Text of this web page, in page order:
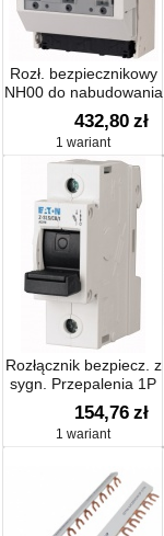
Rozł. bezpiecznikowy
NH00 do nabudowania
432,80 zł
1 wariant
Rozłącznik bezpiecz. z
sygn. Przepalenia 1P
154,76 zł
1 wariant